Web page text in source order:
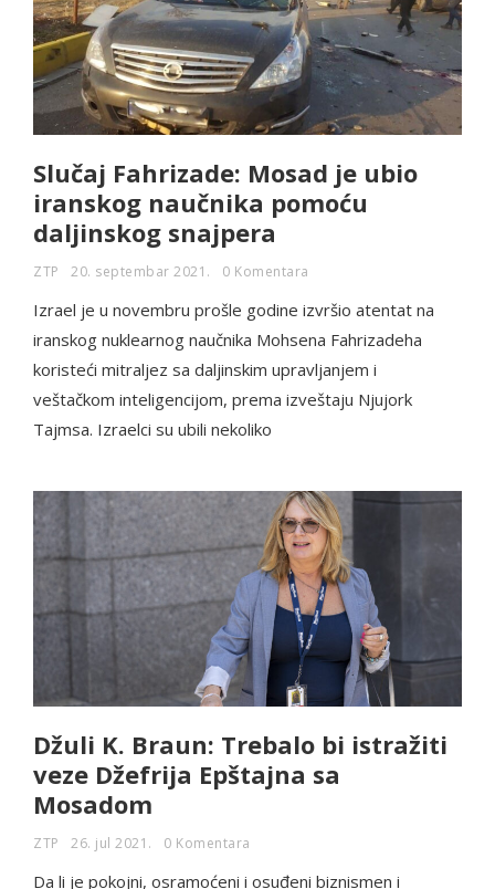
Slučaj Fahrizade: Mosad je ubio
iranskog naučnika pomoću
daljinskog snajpera
ZTP 20. septembar 2021. 0 Komentara
Izrael je u novembru prošle godine izvršio atentat na
iranskog nuklearnog naučnika Mohsena Fahrizadeha
koristeći mitraljez sa daljinskim upravljanjem i
veštačkom inteligencijom, prema izveštaju Njujork
Tajmsa. Izraelci su ubili nekoliko
Džuli K. Braun: Trebalo bi istražiti
veze Džefrija Epštajna sa
Mosadom
ZTP 26. jul 2021. 0 Komentara
Da li je pokojni, osramoćeni i osuđeni biznismen i